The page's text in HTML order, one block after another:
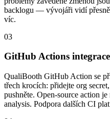
backlogu — vývojáři vidí
víc.
03
GitHub Actions integrace
QualiBooth GitHub Action se
třech krocích: přidejte org
pushněte. Open-source action
analysis. Podpora dalších CI